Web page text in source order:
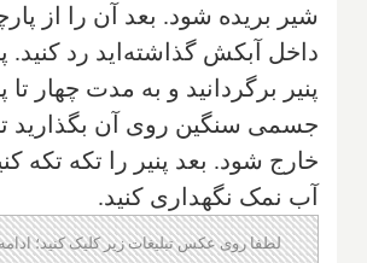
شير بريده شود. بعد آن را از
داخل آبكش گذاشته‌اید رد كنيد.
پنير برگردانيد و به مدت چهار
جسمی سنگين روی آن بگذارید‌
خارج شود. بعد پنير را تکه تکه
آب نمک نگهداری كنيد.
لطفا روی عکس تبلیغات زیر کلیک کنید؛